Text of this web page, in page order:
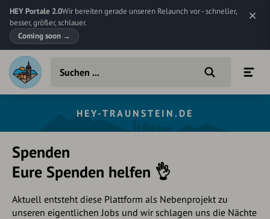
HEY Portale 2.0Wir bereiten gerade unseren Relaunch vor - schneller,
besser, größer, schlauer.
Coming soon →
HEY-TRAUNSTEIN.DE
Spenden
Eure Spenden helfen 👌
Aktuell entsteht diese Plattform als Nebenprojekt zu
unseren eigentlichen Jobs und wir schlagen uns die Nächte